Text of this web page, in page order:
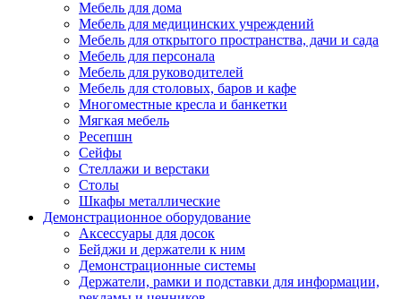
Мебель для дома
Мебель для медицинских учреждений
Мебель для открытого пространства, дачи и сада
Мебель для персонала
Мебель для руководителей
Мебель для столовых, баров и кафе
Многоместные кресла и банкетки
Мягкая мебель
Ресепшн
Сейфы
Стеллажи и верстаки
Столы
Шкафы металлические
Демонстрационное оборудование
Аксессуары для досок
Бейджи и держатели к ним
Демонстрационные системы
Держатели, рамки и подставки для информации,